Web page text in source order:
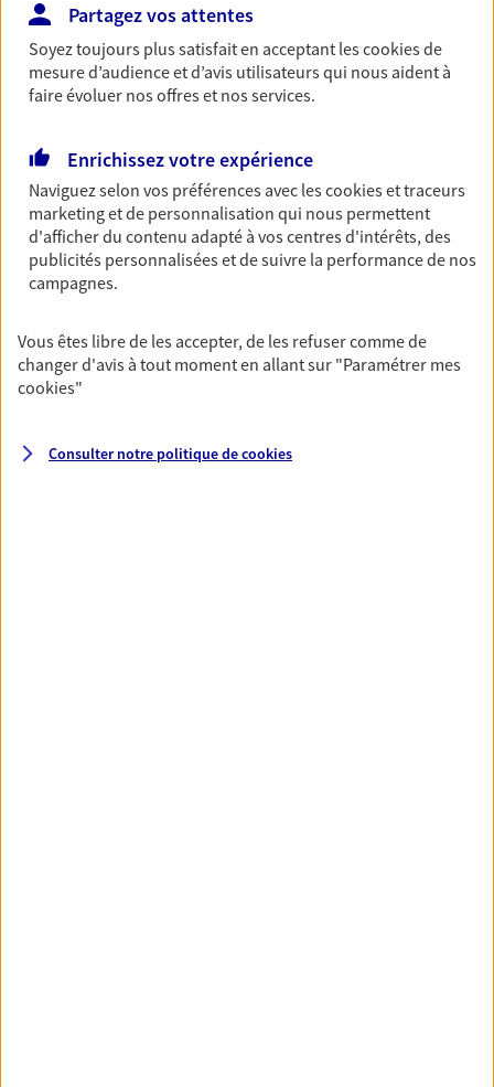
Réalisez vos projets grâce à votre épargne : achat
immobilier, études des enfants ou voyage autour
du monde… Épargnez à votre rythme et
simplement, selon votre profil.
Retraite
Préparez sereinement ce nouveau chapitre de
votre vie avec les conseils d'un expert. Découvrez
notre solution PER (Plan Epargne Retraite)
spécialement conçue pour la retraite.
Découvrir l'offre Retraite
Pour un avenir serein, assurez-vous avec notre
contrat prévoyance. Préservez vos proches en cas
Partagez vos attentes
Soyez toujours plus satisfait en acceptant lescookiesde
mesure d’audience et d’avis utilisateurs qui nous aident à
faire évoluer nos offres et nos services.
Enrichissez votre expérience
Naviguez selon vos préférences avec lescookies et traceurs
marketing et de personnalisation qui nous permettent
d'afficher du contenu adapté à vos centres d'intérêts, des
publicités personnalisées et de suivre la performance de nos
campagnes.
Vous êtes libre de les accepter, de les refuser comme de
changer d'avis à tout moment en allant sur "Paramétrer mes
cookies"
Consulter notre politique decookies